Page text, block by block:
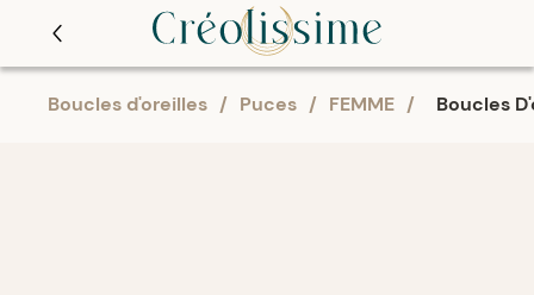
Boucles d'oreilles / Puces / FEMME / Boucles